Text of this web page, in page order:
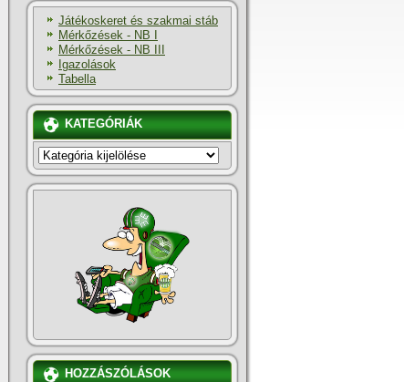
Játékoskeret és szakmai stáb
Mérkőzések - NB I
Mérkőzések - NB III
Igazolások
Tabella
KATEGÓRIÁK
KATEGÓRIÁK
HOZZÁSZÓLÁSOK